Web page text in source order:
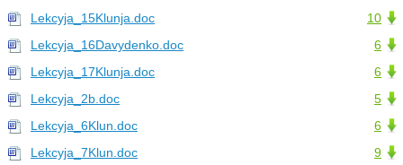
10
Lekcyja_15Klunja.doc
6
Lekcyja_16Davydenko.doc
6
Lekcyja_17Klunja.doc
5
Lekcyja_2b.doc
6
Lekcyja_6Klun.doc
9
Lekcyja_7Klun.doc